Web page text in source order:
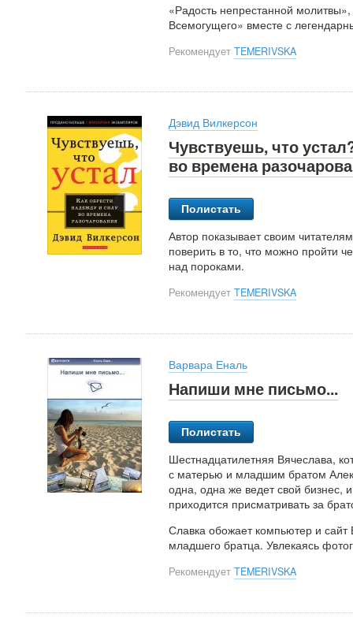
«Радость непрестанной
Всемогущего» вместе с
Рекомендует TEMERIVSKA
Дэвид Вилкерсон
Чувствуешь, что
во времена
Полистать
Автор показывает своим
поверить в то, что можно пройти
над пороками.
Рекомендует TEMERIVSKA
Варвара Еналь
Напиши мне письмо...
Полистать
Шестнадцатилетняя Вячеслава,
с матерью и младшим братом
одна, одна же ведет свой бизнес,
приходится присматривать за
Славка обожает компьютер и сайт
младшего братца. Увлекаясь
Рекомендует TEMERIVSKA